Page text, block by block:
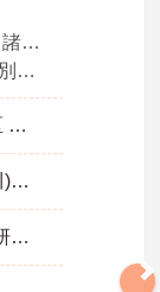
月収 24.5万円～以上（諸手当込み）
年収 294万円～以上（別途賞与付与）
神奈川県 川崎市川崎区 追分町5-3 島田ビル2F
ＪＲ南武線(川崎－立川)「小田栄駅」徒歩19分
■初任者研修、実務者研修のいずれかをお持ちの方 ■普通自動車運転免許(AT限定可)あれば尚可